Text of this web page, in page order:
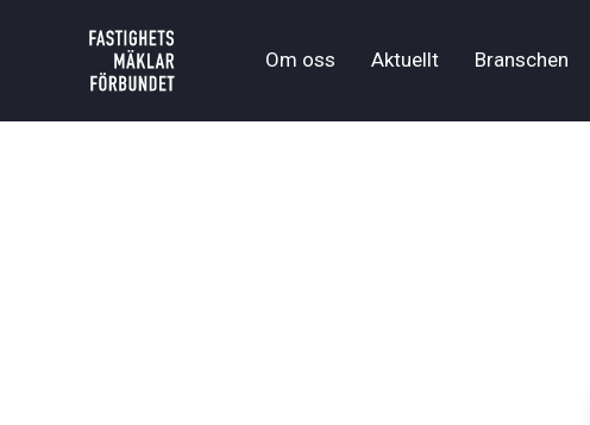
Om oss Aktuellt Branschen